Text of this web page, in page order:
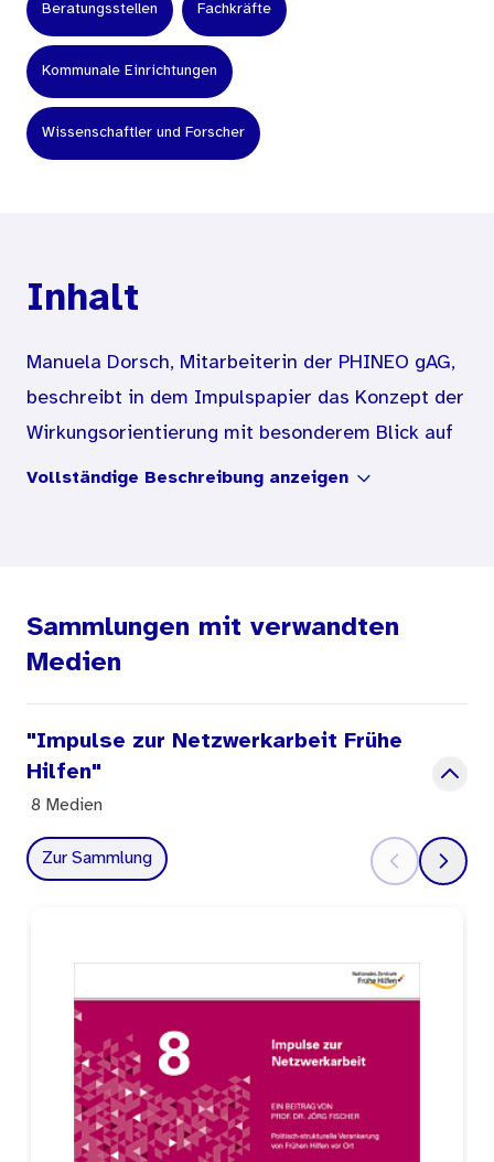
Beratungsstellen Fachkräfte
Kommunale Einrichtungen
Wissenschaftler und Forscher
Inhalt
Manuela Dorsch, Mitarbeiterin der PHINEO gAG,
beschreibt in dem Impulspapier das Konzept der
Wirkungsorientierung mit besonderem Blick auf
die Frühen Hilfen und geht auf
Vollständige Beschreibung anzeigen
Sammlungen mit verwandten
Medien
"Impulse zur Netzwerkarbeit Frühe
Hilfen"
8 Medien
Zur Sammlung